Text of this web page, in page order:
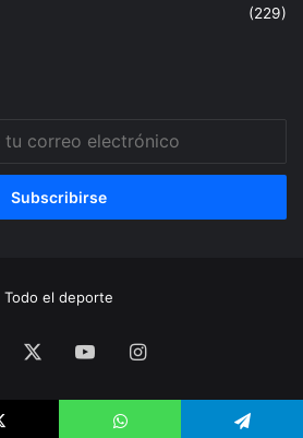
(229)
Todo el deporte
Facebook YouTubeInstagram